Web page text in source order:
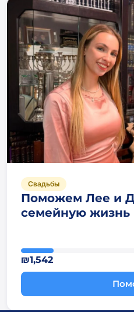
Свадьбы
Поможем Лее и
семейную жизнь
₪1,542